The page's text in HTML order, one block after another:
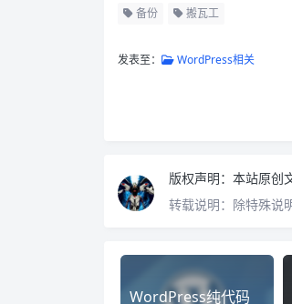
备份 搬瓦工
发表至： WordPress相关
版权声明： 本站原创
转载说明： 除特殊说
WordPress纯代码